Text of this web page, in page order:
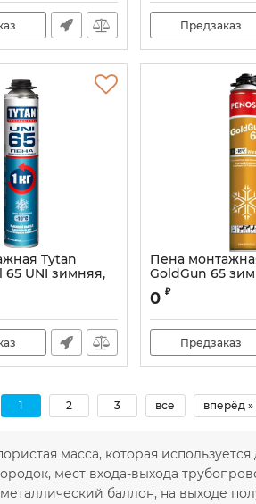
Предзаказ
Tytan
65 UNI зимняя,
Пена
GoldGun 65
Артикул:
0 ₽
Предзаказ
1 2 3 все вперёд »
масса, которая
мест входа-выхода
баллон, на выходе